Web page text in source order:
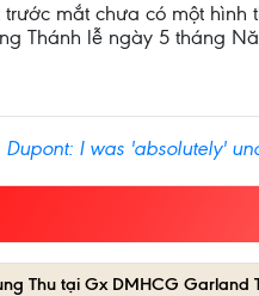
mắt chưa có một
Thánh lễ ngày 5 tháng
Dupont: I was 'absolutely'
Thu tại Gx DMHCG Garland